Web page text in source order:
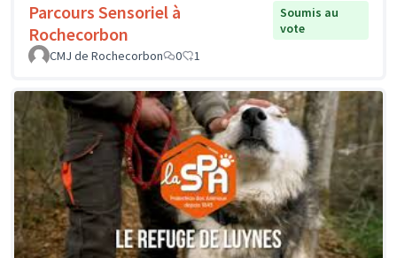
Parcours Sensoriel à
Rochecorbon
Soumis au
vote
CMJ de Rochecorbon
0 1